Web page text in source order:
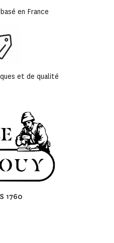
en France
et de qualité